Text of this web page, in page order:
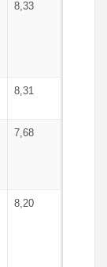
8,33
8,31
7,68
8,20